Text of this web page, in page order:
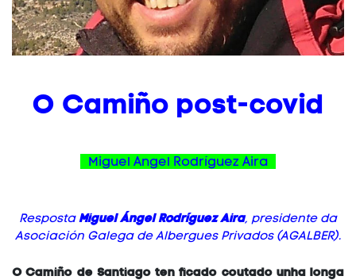
O Camiño post-covid
Miguel Angel Rodríguez Aira
RespostaMiguel Ángel Rodríguez Aira, presidente da
Asociación Galega de Albergues Privados (AGALBER).
O Camiño de Santiago ten ficado coutado unha longa